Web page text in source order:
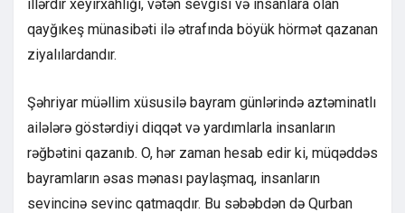
illərdir xeyirxahlığı, vətən sevgisi və insanlara olan
qayğıkeş münasibəti ilə ətrafında böyük hörmət qazanan
ziyalılardandır.
Şəhriyar müəllim xüsusilə bayram günlərində aztəminatlı
ailələrə göstərdiyi diqqət və yardımlarla insanların
rəğbətini qazanıb. O, hər zaman hesab edir ki, müqəddəs
bayramların əsas mənası paylaşmaq, insanların
sevincinə sevinc qatmaqdır. Bu səbəbdən də Qurban